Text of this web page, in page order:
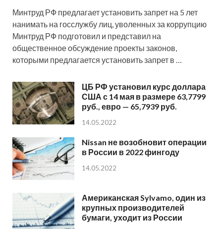
Минтруд РФ предлагает установить запрет на 5 лет
нанимать на госслужбу лиц, уволенных за коррупцию
Минтруд РФ подготовил и представил на
общественное обсуждение проекты законов,
которыми предлагается установить запрет в …
ЦБ РФ установил курс доллара
США с 14 мая в размере 63,7799
руб., евро — 65,7939 руб.
14.05.2022
Nissan не возобновит операции
в России в 2022 фингоду
14.05.2022
Американская Sylvamo, один из
крупных производителей
бумаги, уходит из России